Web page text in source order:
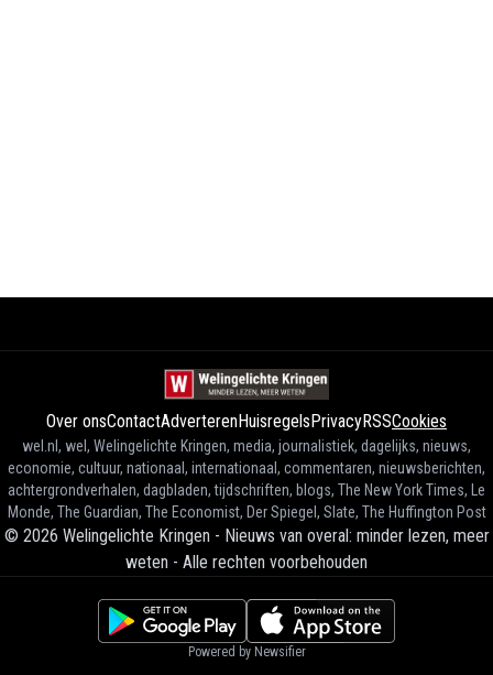
Over onsContactAdverterenHuisregels PrivacyRSSCookies
wel.nl, wel, Welingelichte Kringen, media, journalistiek, dagelijks, nieuws,
economie, cultuur, nationaal, internationaal, commentaren, nieuwsberichten,
achtergrondverhalen, dagbladen, tijdschriften, blogs, The New York Times, Le
Monde, The Guardian, The Economist, Der Spiegel, Slate, The Huffington Post
© 2026 Welingelichte Kringen - Nieuws van overal: minder lezen, meer
weten - Alle rechten voorbehouden
Powered by Newsifier